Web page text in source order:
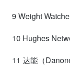
9 Weight
10 Hughes
11 达能（